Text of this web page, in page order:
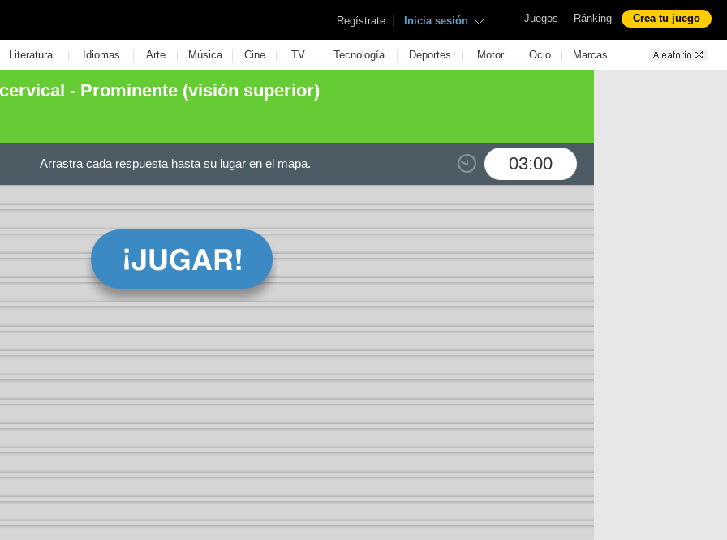
Juegos | Ránking Crea tu juego
Regístrate | Inicia sesión
Literatura | Idiomas | Arte | Música | Cine | TV | Tecnología | Deportes | Motor | Ocio | Marcas
- Prominente (visión superior)
03:00
Arrastra cada respuesta hasta su lugar en el mapa.